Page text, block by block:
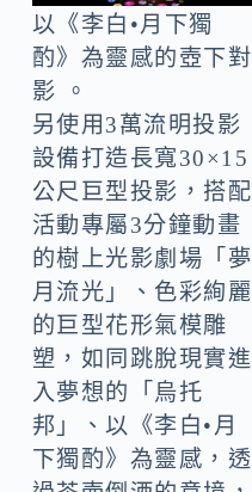
以《李白•月下獨
酌》為靈感的壺下對
影 。
另使用3萬流明投影
設備打造長寬30×15
公尺巨型投影，搭配
活動專屬3分鐘動畫
的樹上光影劇場「夢
月流光」、色彩絢麗
的巨型花形氣模雕
塑，如同跳脫現實進
入夢想的「烏托
邦」、以《李白•月
下獨酌》為靈感，透